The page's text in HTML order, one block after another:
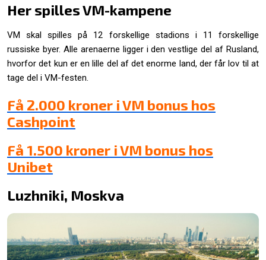
Her spilles VM-kampene
VM skal spilles på 12 forskellige stadions i 11 forskellige
russiske byer. Alle arenaerne ligger i den vestlige del af Rusland,
hvorfor det kun er en lille del af det enorme land, der får lov til at
tage del i VM-festen.
Få 2.000 kroner i VM bonus hos
Cashpoint
Få 1.500 kroner i VM bonus hos
Unibet
Luzhniki, Moskva